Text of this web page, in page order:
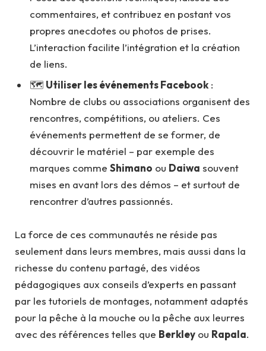
commentaires, et contribuez en postant vos
propres anecdotes ou photos de prises.
L’interaction facilite l’intégration et la création
de liens.
🗺️ Utiliser les événements Facebook :
Nombre de clubs ou associations organisent des
rencontres, compétitions, ou ateliers. Ces
événements permettent de se former, de
découvrir le matériel – par exemple des
marques comme Shimano ou Daiwa souvent
mises en avant lors des démos – et surtout de
rencontrer d’autres passionnés.
La force de ces communautés ne réside pas
seulement dans leurs membres, mais aussi dans la
richesse du contenu partagé, des vidéos
pédagogiques aux conseils d’experts en passant
par les tutoriels de montages, notamment adaptés
pour la pêche à la mouche ou la pêche aux leurres
avec des références telles que Berkley ou Rapala.